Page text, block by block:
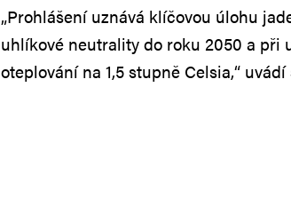
„Prohlášení uznává klíčovou úlohu
uhlíkové neutrality do roku 2050 a při
oteplování na 1,5 stupně Celsia,“